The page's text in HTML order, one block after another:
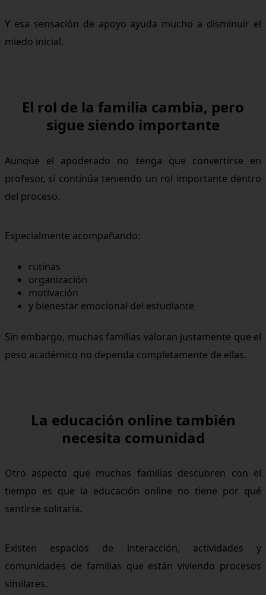
Y esa sensación de apoyo ayuda mucho a disminuir el
miedo inicial.
El rol de la familia cambia, pero
sigue siendo importante
Aunque el apoderado no tenga que convertirse en
profesor, sí continúa teniendo un rol importante dentro
del proceso.
Especialmente acompañando:
rutinas
organización
motivación
y bienestar emocional del estudiante
Sin embargo, muchas familias valoran justamente que el
peso académico no dependa completamente de ellas.
La educación online también
necesita comunidad
Otro aspecto que muchas familias descubren con el
tiempo es que la educación online no tiene por qué
sentirse solitaria.
Existen espacios de interacción, actividades y
comunidades de familias que están viviendo procesos
similares.